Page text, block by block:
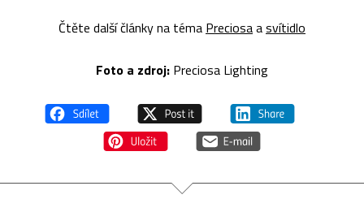
Čtěte další články na téma Preciosaasvítidlo
Foto a zdroj: Preciosa Lighting